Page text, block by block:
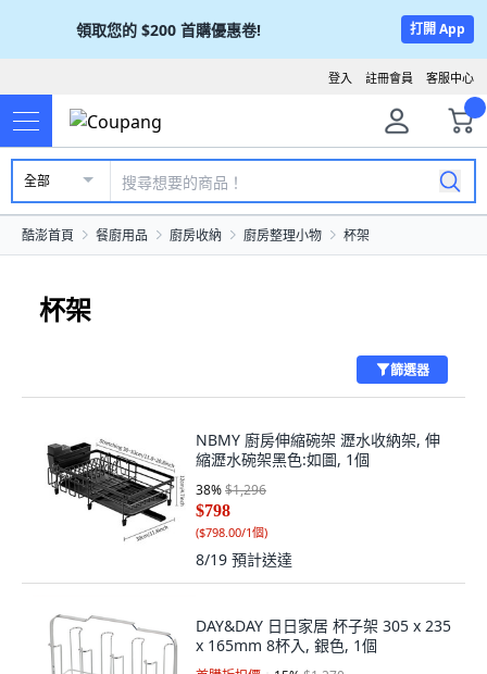
領取您的 $200 首購優惠卷! 打開 App
客服中心
註冊會員
登入
全部
酷澎首頁 餐廚用品 廚房收納 廚房整理小物 杯架
杯架
篩選器
NBMY 廚房伸縮碗架 瀝水收納架, 伸
縮瀝水碗架黑色:如圖, 1個
38%$1,296
$798
($798.00/1個)
8/19 預計送達
DAY&DAY 日日家居 杯子架 305 x 235
x 165mm 8杯入, 銀色, 1個